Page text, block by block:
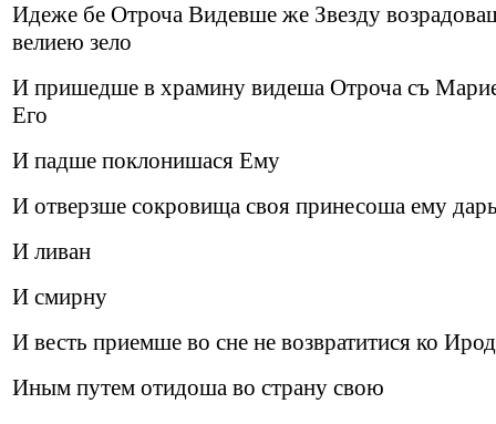
Идеже бе Отроча Видевше же Звезду
велиею зело
И пришедше в храмину видеша Отроча съ
Его
И падше поклонишася Ему
И отверзше сокровища своя принесоша ему
И ливан
И смирну
И весть приемше во сне не возвратитися ко
Иным путем отидоша во страну свою